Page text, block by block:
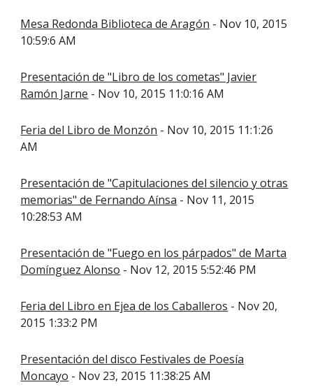
Mesa Redonda Biblioteca de Aragón - Nov 10, 2015
10:59:6 AM
Presentación de "Libro de los cometas" Javier
Ramón Jarne - Nov 10, 2015 11:0:16 AM
Feria del Libro de Monzón - Nov 10, 2015 11:1:26
AM
Presentación de "Capitulaciones del silencio y otras
memorias" de Fernando Aínsa - Nov 11, 2015
10:28:53 AM
Presentación de "Fuego en los párpados" de Marta
Domínguez Alonso - Nov 12, 2015 5:52:46 PM
Feria del Libro en Ejea de los Caballeros - Nov 20,
2015 1:33:2 PM
Presentación del disco Festivales de Poesía
Moncayo - Nov 23, 2015 11:38:25 AM